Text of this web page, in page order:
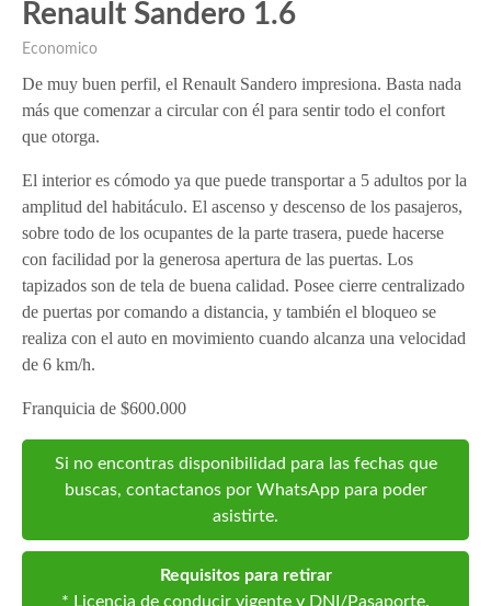
Renault Sandero 1.6
Economico
De muy buen perfil, el Renault Sandero impresiona. Basta nada
más que comenzar a circular con él para sentir todo el confort
que otorga.
El interior es cómodo ya que puede transportar a 5 adultos por la
amplitud del habitáculo. El ascenso y descenso de los pasajeros,
sobre todo de los ocupantes de la parte trasera, puede hacerse
con facilidad por la generosa apertura de las puertas. Los
tapizados son de tela de buena calidad. Posee cierre centralizado
de puertas por comando a distancia, y también el bloqueo se
realiza con el auto en movimiento cuando alcanza una velocidad
de 6 km/h.
Franquicia de $600.000
Si no encontras disponibilidad para las fechas que
buscas, contactanos por WhatsApp para poder
asistirte.
Requisitos para retirar
* Licencia de conducir vigente y DNI/Pasaporte.